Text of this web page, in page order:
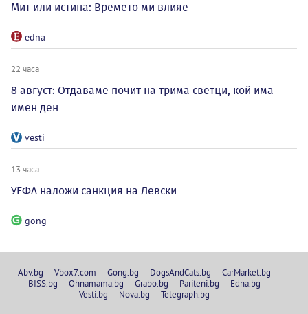
Мит или истина: Времето ми влияе
edna
22 часа
8 август: Отдаваме почит на трима светци, кой има
имен ден
vesti
13 часа
УЕФА наложи санкция на Левски
gong
Abv.bg Vbox7.com Gong.bg DogsAndCats.bg
CarMarket.bg
BISS.bg
Ohnamama.bg Grabo.bg Pariteni.bg
Edna.bg
Vesti.bg
Nova.bg Telegraph.bg